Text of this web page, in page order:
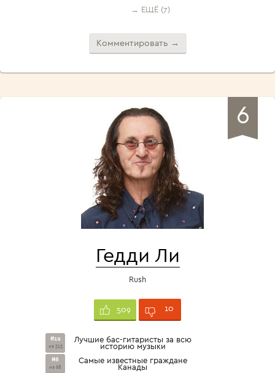
→ ЕЩЁ (7)
Комментировать →
6
Гедди Ли
Rush
509 10
#12
из 313
Лучшие бас-гитаристы за всю
историю музыки
#6
из 68
Самые известные граждане
Канады